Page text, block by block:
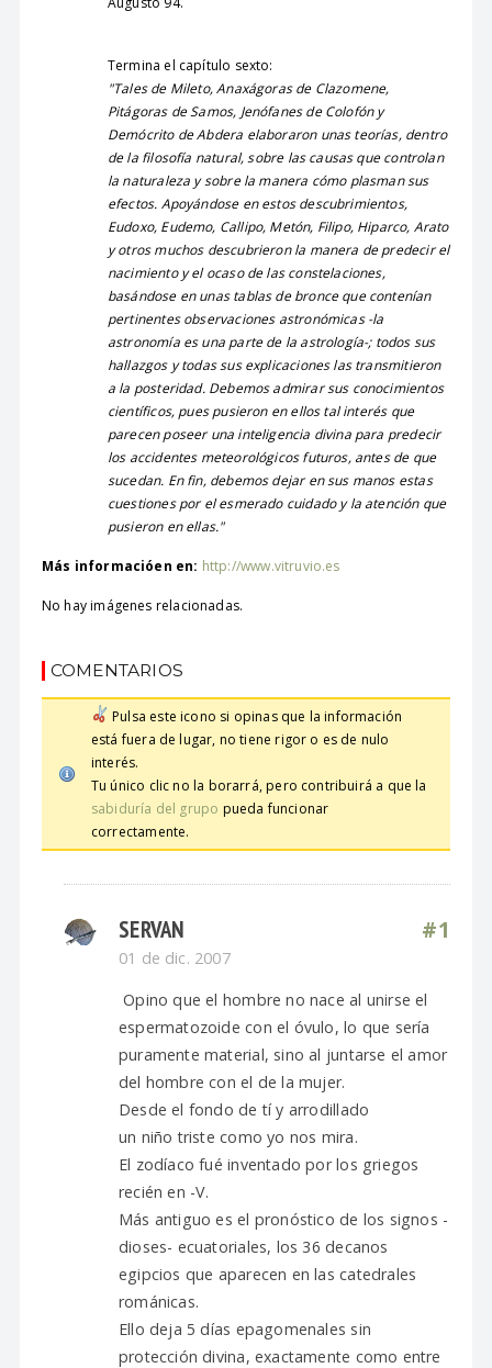
Termina el capítulo sexto:
"Tales de Mileto, Anaxágoras de Clazomene,
Pitágoras de Samos, Jenófanes de Colofón y
Demócrito de Abdera elaboraron unas teorías, dentro
de la filosofía natural, sobre las causas que controlan
la naturaleza y sobre la manera cómo plasman sus
efectos. Apoyándose en estos descubrimientos,
Eudoxo, Eudemo, Callipo, Metón, Filipo, Hiparco, Arato
y otros muchos descubrieron la manera de predecir el
nacimiento y el ocaso de las constelaciones,
basándose en unas tablas de bronce que contenían
pertinentes observaciones astronómicas -la
astronomía es una parte de la astrología-; todos sus
hallazgos y todas sus explicaciones las transmitieron
a la posteridad. Debemos admirar sus conocimientos
científicos, pues pusieron en ellos tal interés que
parecen poseer una inteligencia divina para predecir
los accidentes meteorológicos futuros, antes de que
sucedan. En fin, debemos dejar en sus manos estas
cuestiones por el esmerado cuidado y la atención que
pusieron en ellas."
Más informacióen en: http://www.vitruvio.es
No hay imágenes relacionadas.
COMENTARIOS
Pulsa este icono si opinas que la información
está fuera de lugar, no tiene rigor o es de nulo
interés.
Tu único clic no la borarrá, pero contribuirá a que la
sabiduría del grupo pueda funcionar
correctamente.
#1
SERVAN
01 de dic. 2007
Opino que el hombre no nace al unirse el
espermatozoide con el óvulo, lo que sería
puramente material, sino al juntarse el amor
del hombre con el de la mujer.
Desde el fondo de tí y arrodillado
un niño triste como yo nos mira.
El zodíaco fué inventado por los griegos
recién en -V.
Más antiguo es el pronóstico de los signos -
dioses- ecuatoriales, los 36 decanos
egipcios que aparecen en las catedrales
románicas.
Ello deja 5 días epagomenales sin
protección divina, exactamente como entre